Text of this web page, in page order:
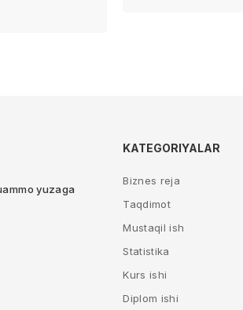
yuzaga
KATEGORIYALAR
Biznes reja
Taqdimot
Mustaqil ish
Statistika
Kurs ishi
Diplom ishi